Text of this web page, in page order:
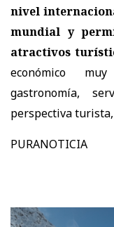
nivel
mundial y
atractivos
económico
gastronomía,
perspectiva
PURANOTICIA